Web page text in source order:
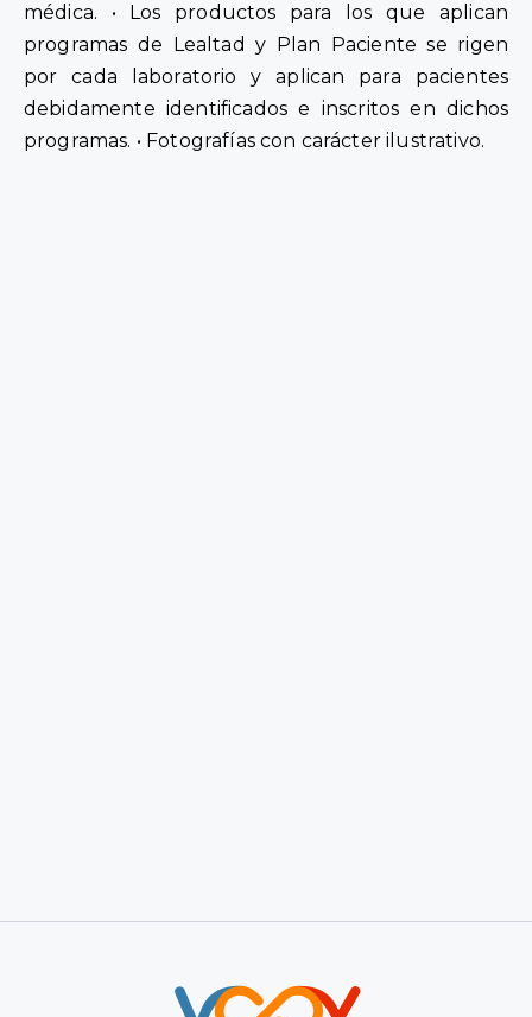
médica. • Los productos para los que aplican
programas de Lealtad y Plan Paciente se rigen
por cada laboratorio y aplican para pacientes
debidamente identificados e inscritos en dichos
programas. • Fotografías con carácter ilustrativo.